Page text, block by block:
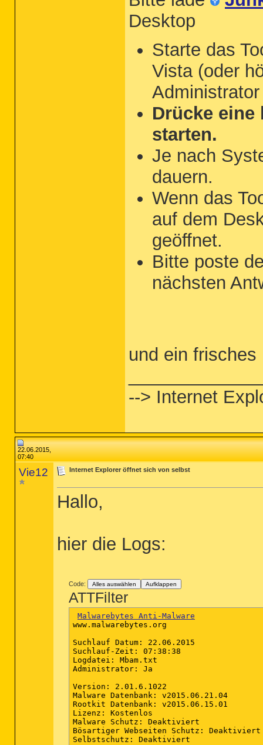
Desktop
Starte das
Vista (oder
Drücke eine
starten.
Je nach
dauern.
Wenn das
auf dem
geöffnet.
Bitte poste
nächsten
und ein
--> Internet
22.06.2015,
07:40
Vie12 Internet Explorer öffnet sich von selbst
Hallo,
hier die Logs:
Code: Alles auswählen Aufklappen
ATTFilter
Malwarebytes Anti-Malware
www.malwarebytes.org
Suchlauf Datum: 22.06.2015
Suchlauf-Zeit: 07:38:38
Logdatei: Mbam.txt
Administrator: Ja
Version: 2.01.6.1022
Malware Datenbank: v2015.06.21.04
Rootkit Datenbank: v2015.06.15.01
Lizenz: Kostenlos
Malware Schutz: Deaktiviert
Bösartiger Webseiten Schutz: Deaktiviert
Selbstschutz: Deaktiviert